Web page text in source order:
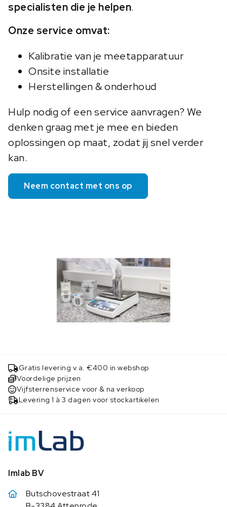
specialisten die je helpen.
Onze service omvat:
Kalibratie van je meetapparatuur
Onsite installatie
Herstellingen & onderhoud
Hulp nodig of een service aanvragen? We
denken graag met je mee en bieden
oplossingen op maat, zodat jij snel verder
kan.
Neem contact met ons op
Gratis levering v.a. €400 in webshop
Voordelige prijzen
Vijfsterrenservice voor & na verkoop
Levering 1 à 3 dagen voor stockartikelen
Imlab BV
Butschovestraat 41